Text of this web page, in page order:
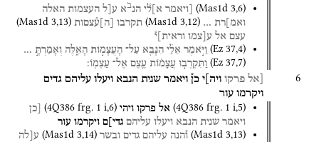
(Mas1d 3,6) [ויאמר א]ל֯י הנבא ע[ל העצמות האלה
ואמ]רת …
(Mas1d 3,12) תקרבו ה ע֯צםות (Mas1d 3,13)
עצם אל ע[צמו וראית]י֯
(Ez 37,4) וַיֹּ֣אמֶר אֵלַ֔י הִנָּבֵ֖א עַל־ הָעֲצָמ֣וֹת הָאֵ֑לֶּה וְאָמַרְתָּ֣ …
(Ez 37,7) וַתִּקְרְב֣וּ עֲצָמ֔וֹת עֶ֖צֶם אֶל־ עַצְמֽוֹ׃
6 [אל פרקו ויה]י כן֯ ויאמר שנית הנבא ויעלו עליהם גדים
ויקרמו עור
(4Q386 frg. 1 i,5) אל פרקו ויהי (4Q386 frg. 1 i,6)
[כן
ויאמר שנית הנבא ויעלו עליהם גדי]ם ויקרמו עור
(Mas1d 3,13) ו֯הנה עליהם גדים ובשר (Mas1d 3,14)
ע[לה